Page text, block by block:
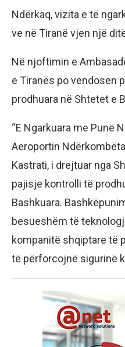
Ndërkaq, vizita e të
ve në Tiranë vjen një
Në njoftimin e
e Tiranës po vendosen
prodhuara në Shtetet e
“E Ngarkuara me Punë
Aeroportin
Kastrati, i drejtuar nga
pajisje kontrolli të
Bashkuara.
besueshëm të
kompanitë shqiptare të
të përforcojnë sigurinë